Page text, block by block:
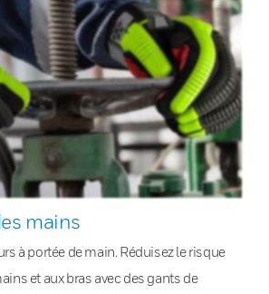
mains
à portée de main. Réduisez le risque
et aux bras avec des gants de